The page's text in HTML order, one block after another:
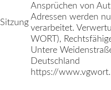
Sitzung
Ansprüchen von
Adressen werden
verarbeitet.
WORT),
Untere
Deutschland
https://